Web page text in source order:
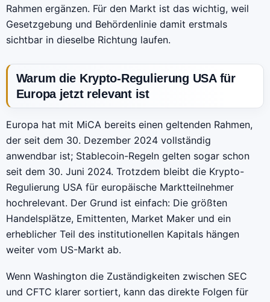
Rahmen ergänzen. Für den Markt ist das wichtig, weil
Gesetzgebung und Behördenlinie damit erstmals
sichtbar in dieselbe Richtung laufen.
Warum die Krypto-Regulierung USA für
Europa jetzt relevant ist
Europa hat mit MiCA bereits einen geltenden Rahmen,
der seit dem 30. Dezember 2024 vollständig
anwendbar ist; Stablecoin-Regeln gelten sogar schon
seit dem 30. Juni 2024. Trotzdem bleibt die Krypto-
Regulierung USA für europäische Marktteilnehmer
hochrelevant. Der Grund ist einfach: Die größten
Handelsplätze, Emittenten, Market Maker und ein
erheblicher Teil des institutionellen Kapitals hängen
weiter vom US-Markt ab.
Wenn Washington die Zuständigkeiten zwischen SEC
und CFTC klarer sortiert, kann das direkte Folgen für